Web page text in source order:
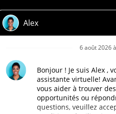
Accessibilité
Compagnies Loblaw